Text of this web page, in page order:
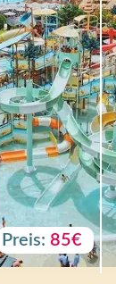
Preis: 85€